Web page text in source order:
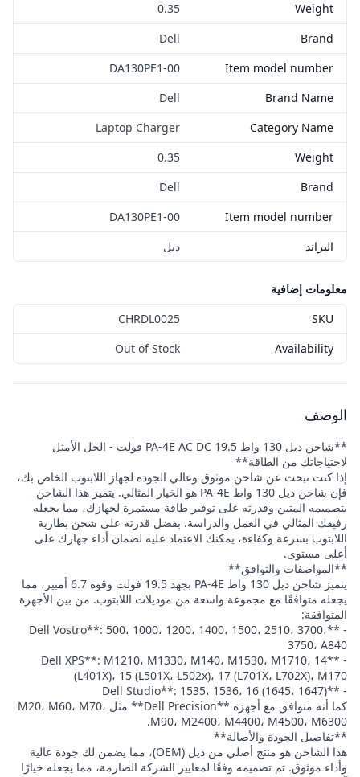
Weight
0.35
Brand
Dell
Item model number
‎DA130PE1-00
Brand Name
Dell
Category Name
Laptop Charger
Weight
0.35
Brand
Dell
Item model number
‎DA130PE1-00
البراند
ديل
معلومات إضافية
SKU
CHRDL0025
Availability
Out of Stock
الوصف
**شاحن ديل 130 واط PA-4E AC DC 19.5 فولت - الحل الأمثل
لاحتياجاتك من الطاقة**
إذا كنت تبحث عن شاحن موثوق وعالي الجودة لجهاز اللابتوب الخاص بك،
فإن شاحن ديل 130 واط PA-4E هو الخيار المثالي. يتميز هذا الشاحن
بتصميمه المتين وقدرته على توفير طاقة مستمرة لجهازك، مما يجعله
رفيقك المثالي في العمل والدراسة. بفضل قدرته على شحن بطارية
اللابتوب بسرعة وكفاءة، يمكنك الاعتماد عليه لضمان أداء جهازك على
أعلى مستوى.
**المواصفات والتوافق**
يتميز شاحن ديل 130 واط PA-4E بجهد 19.5 فولت وقوة 6.7 أمبير، مما
يجعله متوافقًا مع مجموعة واسعة من موديلات اللابتوب. من بين الأجهزة
المتوافقة:
- **Dell Vostro**: 500، 1000، 1200، 1400، 1500، 2510، 3700،
3750، A840
- **Dell XPS**: M1210، M1330، M140، M1530، M1710، 14
(L401X)، 15 (L501X، L502x)، 17 (L701X، L702X)، M170
- **Dell Studio**: 1535، 1536، 16 (1645، 1647)
كما أنه متوافق مع أجهزة **Dell Precision** مثل M20، M60، M70،
M90، M2400، M4400، M4500، M6300.
**تفاصيل الجودة والأصالة**
هذا الشاحن هو منتج أصلي من ديل (OEM)، مما يضمن لك جودة عالية
وأداء موثوق. تم تصميمه وفقًا لمعايير الشركة الصارمة، مما يجعله خيارًا